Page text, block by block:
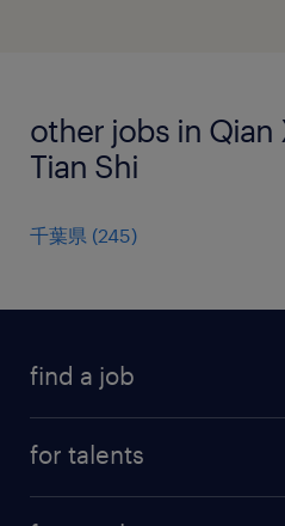
other jobs in Qian
Tian Shi
千葉県 (245)
find a job
for talents